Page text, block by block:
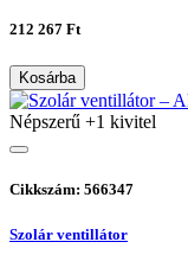
212 267 Ft
Kosárba
Népszerű +1 kivitel
Cikkszám: 566347
Szolár ventillátor